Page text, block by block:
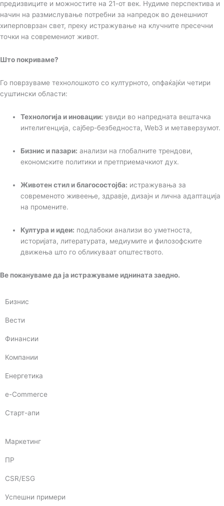
предизвиците и можностите на 21-от век. Нудиме перспектива и
начин на размислување потребни за напредок во денешниот
хиперповрзан свет, преку истражување на клучните пресечни
точки на современиот живот.
Што покриваме?
Го поврзуваме технолошкото со културното, опфаќајќи четири
суштински области:
Технологија и иновации: увиди во напредната вештачка
интелигенција, сајбер-безбедноста, Web3 и метаверзумот.
Бизнис и пазари: анализи на глобалните трендови,
економските политики и претприемачкиот дух.
Животен стил и благосостојба: истражувања за
современото живеење, здравје, дизајн и лична адаптација
на промените.
Култура и идеи: подлабоки анализи во уметноста,
историјата, литературата, медиумите и филозофските
движења што го обликуваат општеството.
Ве покануваме да ја истражуваме иднината заедно.
Бизнис
Вести
Финансии
Компании
Енергетика
e-Commerce
Старт-апи
Маркетинг
ПР
CSR/ESG
Успешни примери